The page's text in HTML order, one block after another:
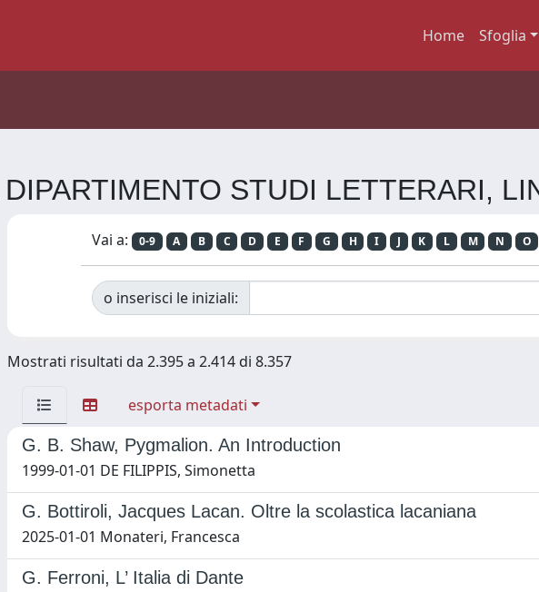
Home Sfoglia
STUDI LETTERARI,
Vai a: 0-9 A B C D E F G H I J K L M N O
o inserisci le iniziali:
Mostrati risultati da 2.395 a 2.414 di 8.357
esporta metadati
G. B. Shaw, Pygmalion. An Introduction
1999-01-01 DE FILIPPIS, Simonetta
G. Bottiroli, Jacques Lacan. Oltre la scolastica lacaniana
2025-01-01 Monateri, Francesca
G. Ferroni, L’ Italia di Dante